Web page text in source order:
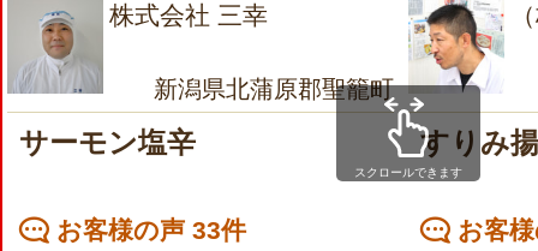
株式会社 三幸
新潟県北蒲原郡聖籠町
サーモン塩辛
お客様の声 33件
すりみ
お客
スクロールできます